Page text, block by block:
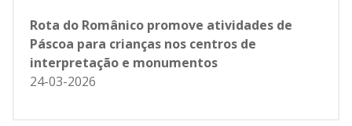
Rota do Românico promove atividades de
Páscoa para crianças nos centros de
interpretação e monumentos
24-03-2026